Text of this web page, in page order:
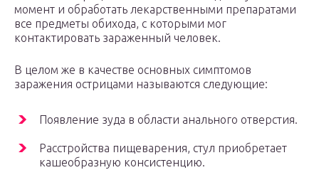
момент и обработать лекарственными препаратами
все предметы обихода, с которыми мог
контактировать зараженный человек.
В целом же в качестве основных симптомов
заражения острицами называются следующие:
Появление зуда в области анального отверстия.
Расстройства пищеварения, стул приобретает
кашеобразную консистенцию.